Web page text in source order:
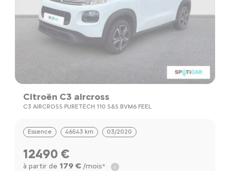
Citroën C3 aircross
C3 AIRCROSS PURETECH 110 S&S BVM6 FEEL
Essence 46543 km 03/2020
12490 €
à partir de 179 €/mois*